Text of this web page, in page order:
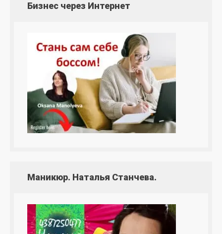
Бизнес через Интернет
Маникюр. Наталья Станчева.